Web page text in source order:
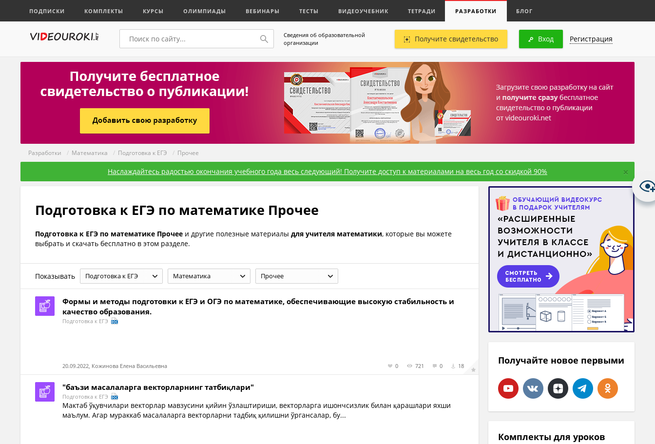
ПОДПИСКИ КОМПЛЕКТЫ КУРСЫ ОЛИМПИАДЫ ВЕБИНАРЫ ТЕСТЫ ВИДЕОУЧЕБНИК ТЕТРАДИ РАЗРАБОТКИ БЛОГ
Сведения об образовательной
организации
Получите свидетельство Вход Регистрация
Разработки / Математика / Подготовка к ЕГЭ / Прочее
Наслаждайтесь радостью окончания учебного года весь следующий! Получите доступ к материалами на весь год со скидкой 90% ×
Подготовка к ЕГЭ по математике Прочее
Подготовка к ЕГЭ по математике Прочее и другие полезные материалы для учителя математики, которые вы можете
выбрать и скачать бесплатно в этом разделе.
Показывать Подготовка к ЕГЭ Математика Прочее
Формы и методы подготовки к ЕГЭ и ОГЭ по математике, обеспечивающие высокую стабильность и
качество образования.
Подготовка к ЕГЭ
20.09.2022, Кожинова Елена Васильевна 0 721 0 18
"баъзи масалаларга векторларнинг татбиқлари"
Подготовка к ЕГЭ
Мактаб ўқувчилари векторлар мавзусини қийин ўзлаштириши, векторларга ишончсизлик билан қарашлари яхши
маълум. Агар мураккаб масалаларга векторларни тадбиқ қилишни ўргансалар, бу...
Получайте новое первыми
Комплекты для уроков